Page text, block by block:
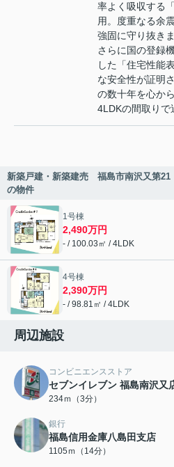
率よく吸収する
用。度重なる余
強固に守り抜きま
さらに国の登録
した「住宅性能
な安全性が証明
の数十年を心か
4LDKの間取りで
新築戸建・新築建売 福島市南沢又第
の物件
1号棟
2,490万円
- / 100.03㎡ / 4LDK
4号棟
2,390万円
- / 98.81㎡ / 4LDK
周辺施設
コンビニエンスストア
セブンイレブン 福島南沢又
234ｍ（3分）
銀行
福島信用金庫八島田支店
1105ｍ（14分）